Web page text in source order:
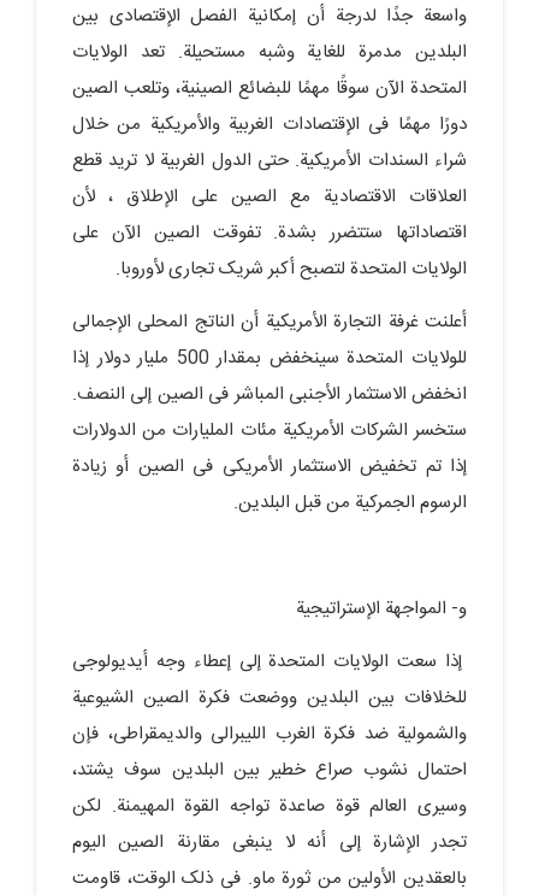
واسعة جدًا لدرجة أن إمکانیة الفصل الإقتصادی بین
البلدین مدمرة للغایة وشبه مستحیلة. تعد الولایات
المتحدة الآن سوقًا مهمًا للبضائع الصینیة، وتلعب الصین
دورًا مهمًا فی الإقتصادات الغربیة والأمریکیة من خلال
شراء السندات الأمریکیة. حتى الدول الغربیة لا ترید قطع
العلاقات الاقتصادیة مع الصین على الإطلاق ، لأن
اقتصاداتها ستتضرر بشدة. تفوقت الصین الآن على
الولایات المتحدة لتصبح أکبر شریک تجاری لأوروبا.
أعلنت غرفة التجارة الأمریکیة أن الناتج المحلی الإجمالی
للولایات المتحدة سینخفض بمقدار 500 ملیار دولار إذا
انخفض الاستثمار الأجنبی المباشر فی الصین إلى النصف.
ستخسر الشرکات الأمریکیة مئات الملیارات من الدولارات
إذا تم تخفیض الاستثمار الأمریکی فی الصین أو زیادة
الرسوم الجمرکیة من قبل البلدین.
و- المواجهة الإستراتیجیة
إذا سعت الولایات المتحدة إلى إعطاء وجه أیدیولوجی
للخلافات بین البلدین ووضعت فکرة الصین الشیوعیة
والشمولیة ضد فکرة الغرب اللیبرالی والدیمقراطی، فإن
احتمال نشوب صراع خطیر بین البلدین سوف یشتد،
وسیرى العالم قوة صاعدة تواجه القوة المهیمنة. لکن
تجدر الإشارة إلى أنه لا ینبغی مقارنة الصین الیوم
بالعقدین الأولین من ثورة ماو. فی ذلک الوقت، قاومت